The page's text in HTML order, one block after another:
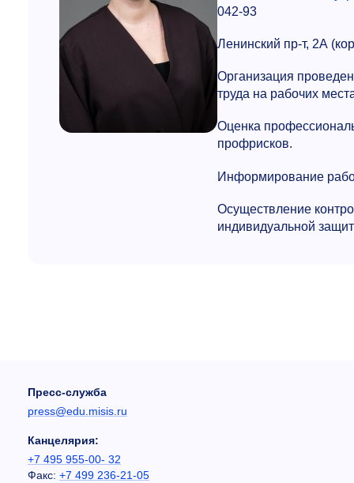
042-93
Ленинский пр-т, 2А
Организация
труда на рабочих
Оценка
профрисков.
Информирование
Осуществление
индивидуальной
Пресс-служба
press@edu.misis.ru
Канцелярия:
+7 495 955-00- 32
Факс: +7 499 236-21-05